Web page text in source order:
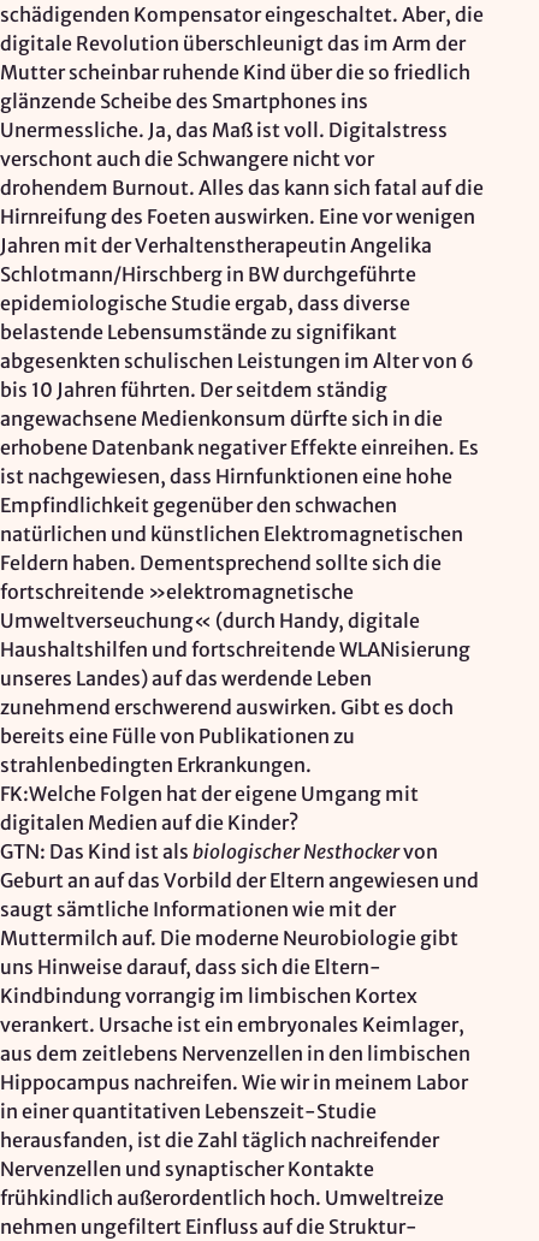
schädigenden Kompensator eingeschaltet. Aber, die
digitale Revolution überschleunigt das im Arm der
Mutter scheinbar ruhende Kind über die so friedlich
glänzende Scheibe des Smartphones ins
Unermessliche. Ja, das Maß ist voll. Digitalstress
verschont auch die Schwangere nicht vor
drohendem Burnout. Alles das kann sich fatal auf die
Hirnreifung des Foeten auswirken. Eine vor wenigen
Jahren mit der Verhaltenstherapeutin Angelika
Schlotmann/Hirschberg in BW durchgeführte
epidemiologische Studie ergab, dass diverse
belastende Lebensumstände zu signifikant
abgesenkten schulischen Leistungen im Alter von 6
bis 10 Jahren führten. Der seitdem ständig
angewachsene Medienkonsum dürfte sich in die
erhobene Datenbank negativer Effekte einreihen. Es
ist nachgewiesen, dass Hirnfunktionen eine hohe
Empfindlichkeit gegenüber den schwachen
natürlichen und künstlichen Elektromagnetischen
Feldern haben. Dementsprechend sollte sich die
fortschreitende »elektromagnetische
Umweltverseuchung« (durch Handy, digitale
Haushaltshilfen und fortschreitende WLANisierung
unseres Landes) auf das werdende Leben
zunehmend erschwerend auswirken. Gibt es doch
bereits eine Fülle von Publikationen zu
strahlenbedingten Erkrankungen.
FK:Welche Folgen hat der eigene Umgang mit
digitalen Medien auf die Kinder?
GTN: Das Kind ist als biologischer Nesthockervon
Geburt an auf das Vorbild der Eltern angewiesen und
saugt sämtliche Informationen wie mit der
Muttermilch auf. Die moderne Neurobiologie gibt
uns Hinweise darauf, dass sich die Eltern-
Kindbindung vorrangig im limbischen Kortex
verankert. Ursache ist ein embryonales Keimlager,
aus dem zeitlebens Nervenzellen in den limbischen
Hippocampus nachreifen. Wie wir in meinem Labor
in einer quantitativen Lebenszeit-Studie
herausfanden, ist die Zahl täglich nachreifender
Nervenzellen und synaptischer Kontakte
frühkindlich außerordentlich hoch. Umweltreize
nehmen ungefiltert Einfluss auf die Struktur-